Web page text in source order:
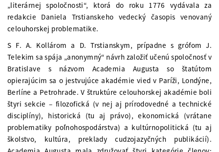
„literárnej spoločnosti“, ktorá do roku 1776 vydávala za
redakcie Daniela Trstianskeho vedecký časopis venovaný
celouhorskej problematike.
S F. A. Kollárom a D. Trstianskym, prípadne s grófom J.
Telekim sa spája „anonymný“ návrh založiť učenú spoločnosť v
Bratislave s názvom Academia Augusta so štatútom
opierajúcim sa o jestvujúce akadémie vied v Paríži, Londýne,
Berlíne a Petrohrade. V štruktúre celouhorskej akadémie boli
štyri sekcie – filozofická (v nej aj prírodovedné a technické
disciplíny), historická (tu aj právo), ekonomická (vrátane
problematiky poľnohospodárstva) a kultúrnopolitická (tu aj
školstvo, kultúra, preklady cudzojazyčných publikácií).